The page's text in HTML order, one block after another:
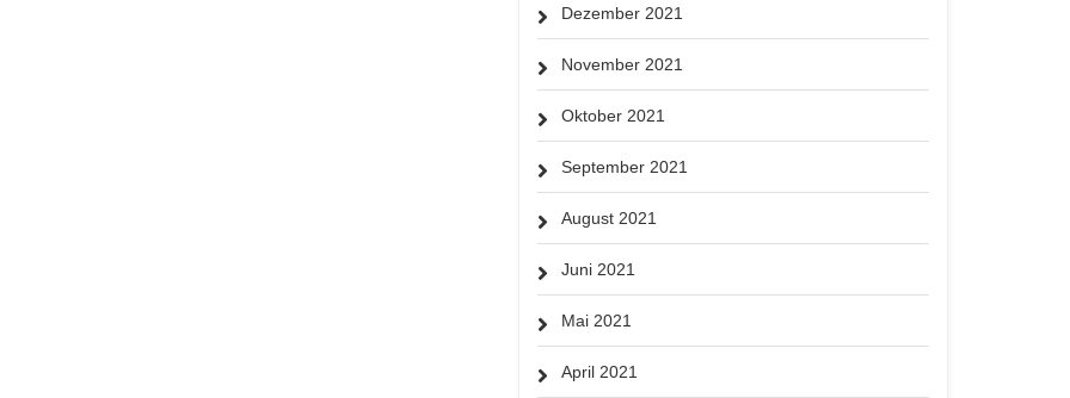
Dezember 2021
November 2021
Oktober 2021
September 2021
August 2021
Juni 2021
Mai 2021
April 2021